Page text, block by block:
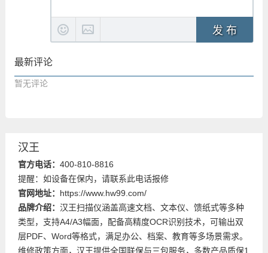
发 布
最新评论
暂无评论
汉王
官方电话： 400-810-8816
提醒：如设备在保内，请联系此电话报修
官网地址： https://www.hw99.com/
品牌介绍： 汉王扫描仪涵盖高速文档、文本仪、馈纸式等多种
类型，支持A4/A3幅面，配备高精度OCR识别技术，可输出双
层PDF、Word等格式，满足办公、档案、教育等多场景需求。
维修政策方面，汉王提供全国联保与三包服务，多数产品质保1